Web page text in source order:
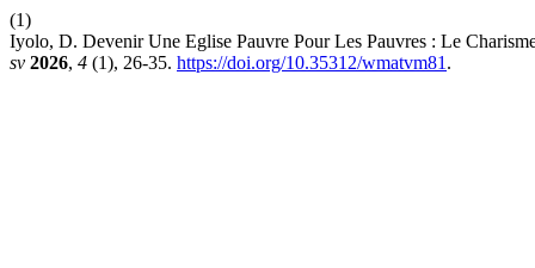
(1)
Iyolo, D. Devenir Une Eglise Pauvre Pour Les Pauvres : Le
sv 2026, 4 (1), 26-35. https://doi.org/10.35312/wmatvm81 .